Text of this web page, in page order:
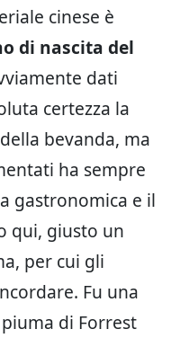
cinese è
di nascita del
dati
certezza la
bevanda, ma
ha sempre
gastronomica e il
qui, giusto un
per cui gli
Fu una
di Forrest